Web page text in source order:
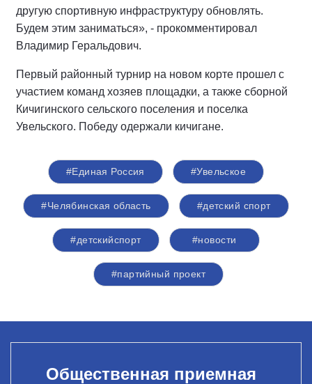
другую спортивную инфраструктуру обновлять.
Будем этим заниматься», - прокомментировал
Владимир Геральдович.
Первый районный турнир на новом корте прошел с
участием команд хозяев площадки, а также сборной
Кичигинского сельского поселения и поселка
Увельского. Победу одержали кичигане.
#Единая Россия #Увельское
#Челябинская область #детский спорт
#детскийспорт #новости
#партийный проект
Общественная приемная